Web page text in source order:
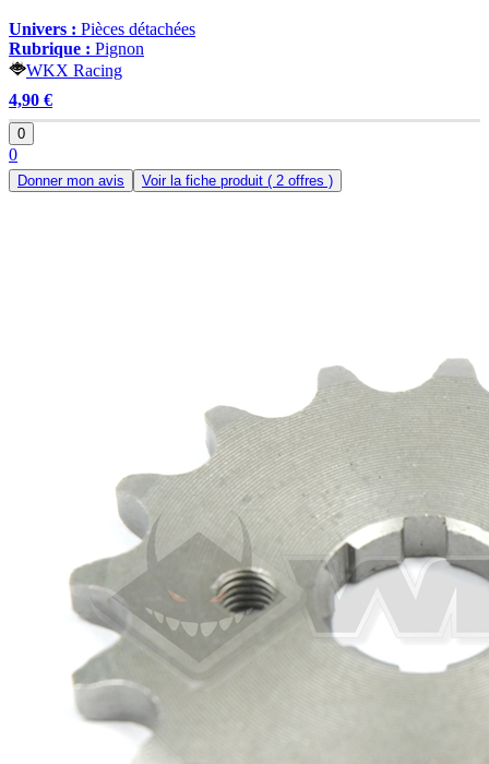
Univers : Pièces détachées
Rubrique : Pignon
WKX Racing
4,90 €
0
0
Donner mon avis Voir la fiche produit ( 2 offres )